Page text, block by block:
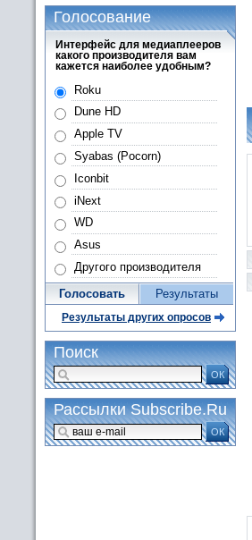
Голосование
Интерфейс для медиаплееров
какого производителя вам
кажется наиболее удобным?
Roku
Dune HD
Apple TV
Syabas (Pocorn)
Iconbit
iNext
WD
Asus
Другого производителя
Голосовать Результаты
Результаты других опросов
Поиск
ОК
Рассылки Subscribe.Ru
ОК